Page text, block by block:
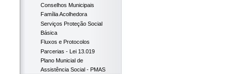
Conselhos Municipais
Família Acolhedora
Serviços Proteção Social
Básica
Fluxos e Protocolos
Parcerias - Lei 13.019
Plano Municial de
Assistência Social - PMAS